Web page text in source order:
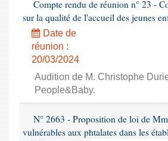
Compte rendu de réunion n° 23 -
sur la qualité de l'accueil des jeunes
Date de
réunion :
20/03/2024
Audition de M. Christophe
People&Baby.
N° 2663 - Proposition de loi de
vulnérables aux phtalates dans les